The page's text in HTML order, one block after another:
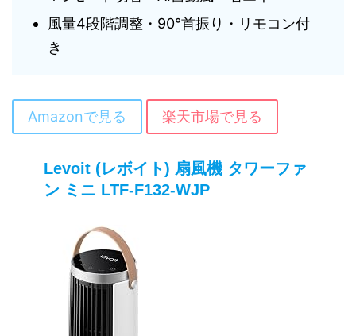
風量4段階調整・90°首振り・リモコン付
き
Amazonで見る 楽天市場で見る
Levoit (レボイト) 扇風機 タワーファ
ン ミニ LTF-F132-WJP